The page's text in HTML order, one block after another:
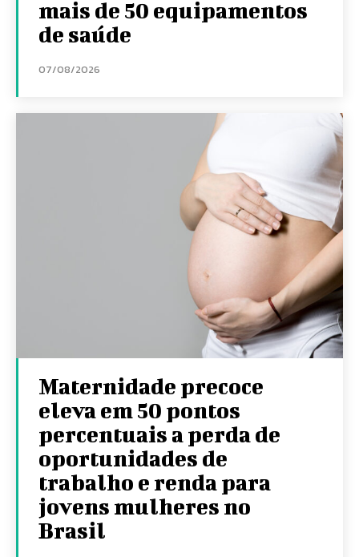
mais de 50 equipamentos
de saúde
07/08/2026
Maternidade precoce
eleva em 50 pontos
percentuais a perda de
oportunidades de
trabalho e renda para
jovens mulheres no
Brasil